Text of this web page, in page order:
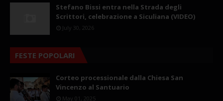
Stefano Bissi entra nella Strada degli
Scrittori, celebrazione a Siculiana (VIDEO)
July 30, 2026
FESTE POPOLARI
Corteo processionale dalla Chiesa San
Vincenzo al Santuario
May 01, 2025